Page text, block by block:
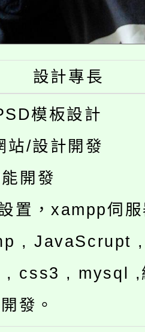
設計專長
模板設計
站/設計開發
開發
置，xampp伺
, JavaScrupt
css3 , mysql ,
發。